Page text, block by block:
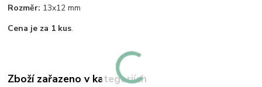
Rozměr: 13x12 mm
Cena je za 1 kus.
Zboží zařazeno v kategoriích